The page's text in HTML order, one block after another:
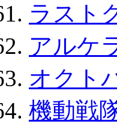
ラスト
アルケ
オクト
機動戦